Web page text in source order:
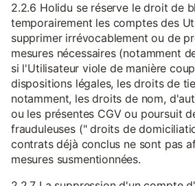
2.2.6 Holidu se réserve le droit de
temporairement les comptes des
supprimer irrévocablement ou de
mesures nécessaires (notamment
si l'Utilisateur viole de manière
dispositions légales, les droits de
notamment, les droits de nom,
ou les présentes CGV ou poursuit
frauduleuses (" droits de
contrats déjà conclus ne sont pas
mesures susmentionnées.